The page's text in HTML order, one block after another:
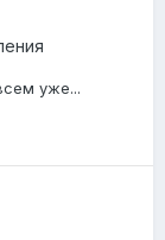
уже...